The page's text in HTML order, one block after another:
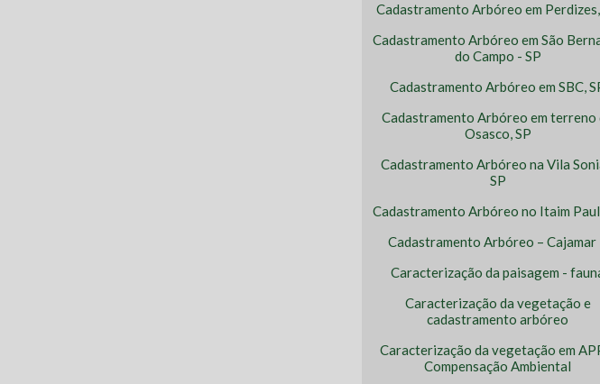
Cadastramento Arbóreo em Perdizes,
Cadastramento Arbóreo em São
do Campo - SP
Cadastramento Arbóreo em SBC,
Cadastramento Arbóreo em terreno
Osasco, SP
Cadastramento Arbóreo na Vila
SP
Cadastramento Arbóreo no Itaim
Cadastramento Arbóreo – Cajamar
Caracterização da paisagem -
Caracterização da vegetação e
cadastramento arbóreo
Caracterização da vegetação em
Compensação Ambiental